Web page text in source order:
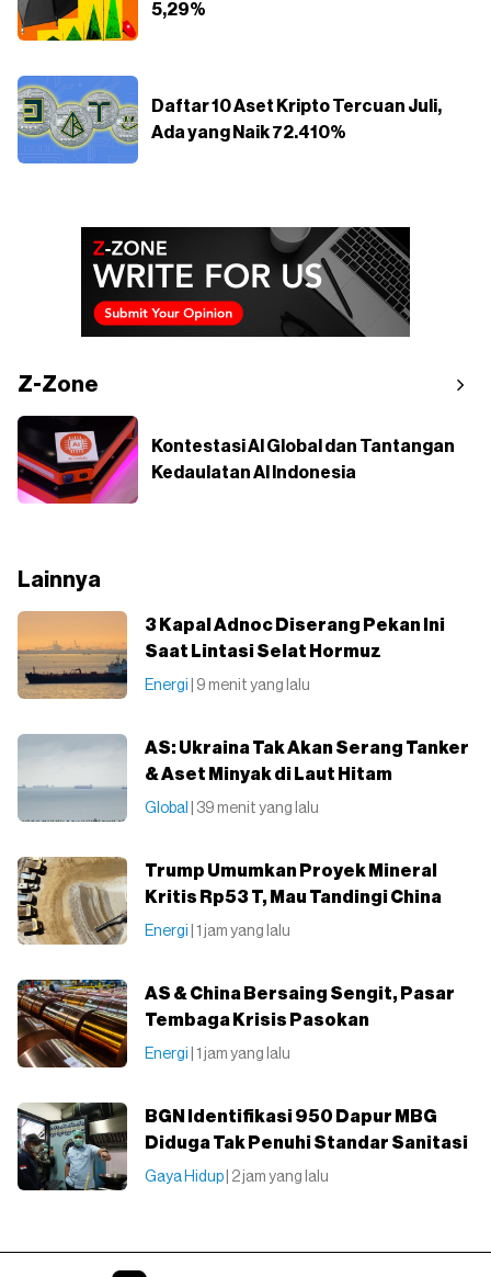
5,29%
Daftar 10 Aset Kripto Tercuan Juli,
Ada yang Naik 72.410%
Z-Zone
Kontestasi AI Global dan Tantangan
Kedaulatan AI Indonesia
Lainnya
3 Kapal Adnoc Diserang Pekan Ini
Saat Lintasi Selat Hormuz
Energi | 9 menit yang lalu
AS: Ukraina Tak Akan Serang Tanker
& Aset Minyak di Laut Hitam
Global | 39 menit yang lalu
Trump Umumkan Proyek Mineral
Kritis Rp53 T, Mau Tandingi China
Energi | 1 jam yang lalu
AS & China Bersaing Sengit, Pasar
Tembaga Krisis Pasokan
Energi | 1 jam yang lalu
BGN Identifikasi 950 Dapur MBG
Diduga Tak Penuhi Standar Sanitasi
Gaya Hidup | 2 jam yang lalu